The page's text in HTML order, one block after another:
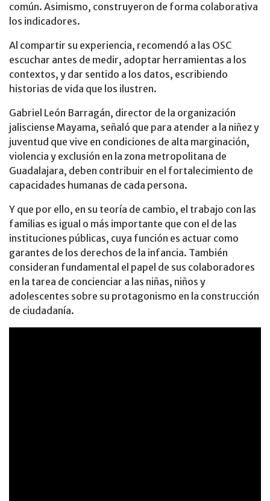
común. Asimismo, construyeron de forma colaborativa
los indicadores.
Al compartir su experiencia, recomendó a las OSC
escuchar antes de medir, adoptar herramientas a los
contextos, y dar sentido a los datos, escribiendo
historias de vida que los ilustren.
Gabriel León Barragán, director de la organización
jalisciense Mayama, señaló que para atender a la niñez y
juventud que vive en condiciones de alta marginación,
violencia y exclusión en la zona metropolitana de
Guadalajara, deben contribuir en el fortalecimiento de
capacidades humanas de cada persona.
Y que por ello, en su teoría de cambio, el trabajo con las
familias es igual o más importante que con el de las
instituciones públicas, cuya función es actuar como
garantes de los derechos de la infancia. También
consideran fundamental el papel de sus colaboradores
en la tarea de concienciar a las niñas, niños y
adolescentes sobre su protagonismo en la construcción
de ciudadanía.